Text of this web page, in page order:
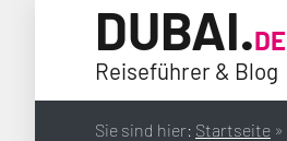
DUBAI.DE
Reiseführer & Blog
Sie sind hier: Startseite »